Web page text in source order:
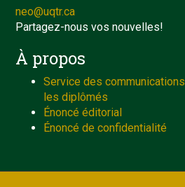
neo@uqtr.ca
Partagez-nous vos nouvelles!
À propos
Service des
les diplômés
Énoncé éditorial
Énoncé de confidentialité